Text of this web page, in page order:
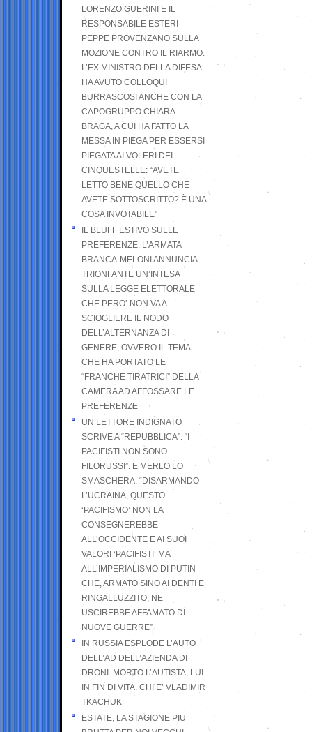
LORENZO GUERINI E IL
RESPONSABILE ESTERI
PEPPE PROVENZANO SULLA
MOZIONE CONTRO IL RIARMO.
L’EX MINISTRO DELLA DIFESA
HA AVUTO COLLOQUI
BURRASCOSI ANCHE CON LA
CAPOGRUPPO CHIARA
BRAGA, A CUI HA FATTO LA
MESSA IN PIEGA PER ESSERSI
PIEGATA AI VOLERI DEI
CINQUESTELLE: “AVETE
LETTO BENE QUELLO CHE
AVETE SOTTOSCRITTO? È UNA
COSA INVOTABILE”
IL BLUFF ESTIVO SULLE
PREFERENZE. L’ARMATA
BRANCA-MELONI ANNUNCIA
TRIONFANTE UN’INTESA
SULLA LEGGE ELETTORALE
CHE PERO’ NON VA A
SCIOGLIERE IL NODO
DELL’ALTERNANZA DI
GENERE, OVVERO IL TEMA
CHE HA PORTATO LE
“FRANCHE TIRATRICI” DELLA
CAMERA AD AFFOSSARE LE
PREFERENZE
UN LETTORE INDIGNATO
SCRIVE A “REPUBBLICA”: “I
PACIFISTI NON SONO
FILORUSSI”. E MERLO LO
SMASCHERA: “DISARMANDO
L’UCRAINA, QUESTO
‘PACIFISMO’ NON LA
CONSEGNEREBBE
ALL’OCCIDENTE E AI SUOI
VALORI ‘PACIFISTI’ MA
ALL’IMPERIALISMO DI PUTIN
CHE, ARMATO SINO AI DENTI E
RINGALLUZZITO, NE
USCIREBBE AFFAMATO DI
NUOVE GUERRE”
IN RUSSIA ESPLODE L’AUTO
DELL’AD DELL’AZIENDA DI
DRONI: MORTO L’AUTISTA, LUI
IN FIN DI VITA. CHI E’ VLADIMIR
TKACHUK
ESTATE, LA STAGIONE PIU’